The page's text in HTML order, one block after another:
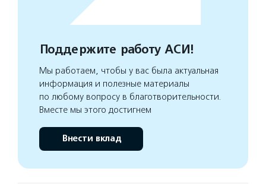
Поддержите работу АСИ!
Мы работаем, чтобы у вас была актуальная
информация и полезные материалы
по любому вопросу в благотворительности.
Вместе мы этого достигнем
Внести вклад